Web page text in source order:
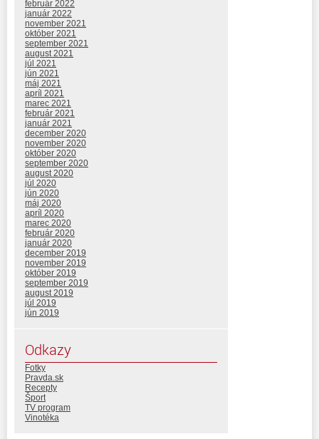
február 2022
január 2022
november 2021
október 2021
september 2021
august 2021
júl 2021
jún 2021
máj 2021
apríl 2021
marec 2021
február 2021
január 2021
december 2020
november 2020
október 2020
september 2020
august 2020
júl 2020
jún 2020
máj 2020
apríl 2020
marec 2020
február 2020
január 2020
december 2019
november 2019
október 2019
september 2019
august 2019
júl 2019
jún 2019
Odkazy
Fotky
Pravda.sk
Recepty
Šport
TV program
Vinotéka